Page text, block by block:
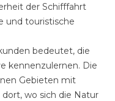
der Schifffahrt
und touristische
bedeutet, die
kennenzulernen. Die
Gebieten mit
wo sich die Natur